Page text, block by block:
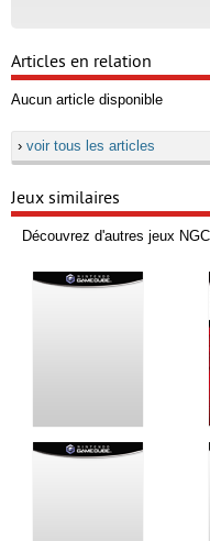
Articles en relation
Aucun article disponible
› voir tous les articles
Jeux similaires
Découvrez d'autres jeux